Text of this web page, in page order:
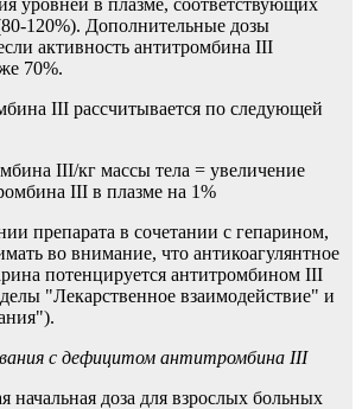
120%). Дополнительные дозы
активность антитромбина III
70%.
III рассчитывается по следующей
III/кг массы тела = увеличение
III в плазме на 1%
препарата в сочетании с гепарином,
во внимание, что антикоагулянтное
потенцируется антитромбином III
"Лекарственное взаимодействие" и
с дефицитом антитромбина III
начальная доза для взрослых больных